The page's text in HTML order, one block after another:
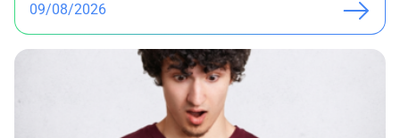
09/08/2026